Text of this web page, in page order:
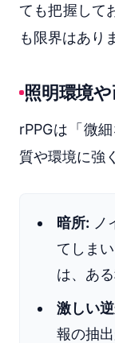
ても把握して
も限界はあり
照明環境
rPPGは「微
質や環境に強
暗所: ノ
てしま
は、あ
激しい
報の抽